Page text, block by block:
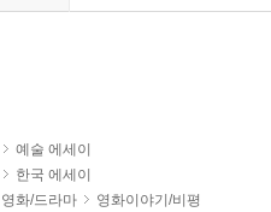
예술 에세이
한국 에세이
영화/드라마
영화이야기/비평